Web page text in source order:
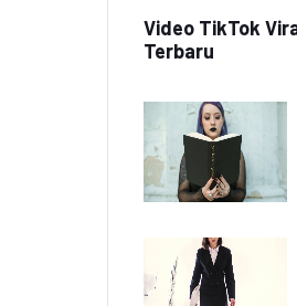
Video TikTok
Terbaru